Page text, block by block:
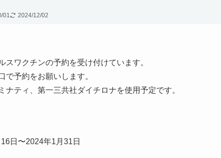
01 2024/12/02
スワクチンの予約を受け付けています。
で予約をお願いします。
ナティ、第一三共社ダイチロナを使用予定です。
日〜2024年1月31日